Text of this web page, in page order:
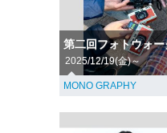
第二回フォトウォ
2025/12/19(金)～
MONO GRAPHY